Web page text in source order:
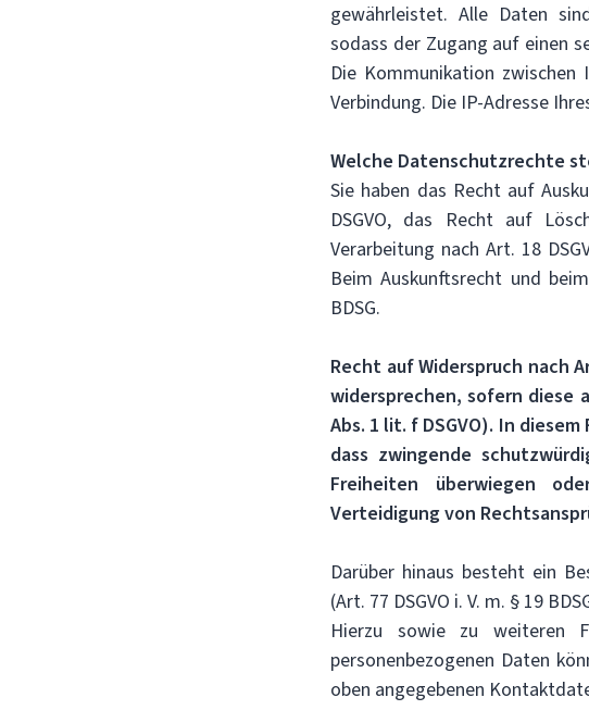
gewährleistet. Alle Daten
sodass der Zugang auf einen
Die Kommunikation
Verbindung. Die IP-Adresse
Welche Datenschutzrechte
Sie haben das Recht auf
DSGVO, das Recht auf
Verarbeitung nach Art. 18
Beim Auskunftsrecht und
BDSG.
Recht auf Widerspruch nach
widersprechen, sofern diese
Abs. 1 lit. f DSGVO). In
dass zwingende
Freiheiten überwiegen
Verteidigung von
Darüber hinaus besteht ein
(Art. 77 DSGVO i. V. m. § 19
Hierzu sowie zu weiteren
personenbezogenen Daten
oben angegebenen